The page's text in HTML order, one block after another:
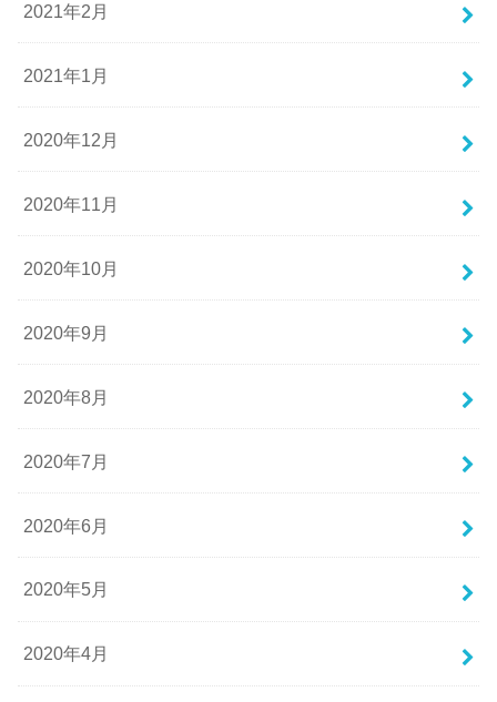
2021年2月
2021年1月
2020年12月
2020年11月
2020年10月
2020年9月
2020年8月
2020年7月
2020年6月
2020年5月
2020年4月